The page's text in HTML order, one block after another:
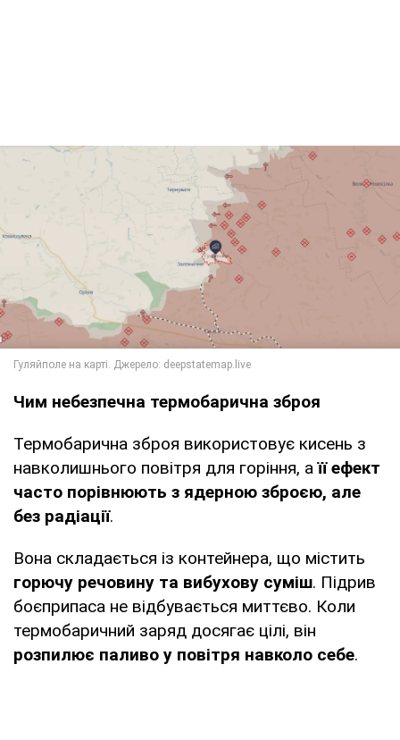
Чим небезпечна термобарична зброя
Термобарична зброя використовує кисень з
навколишнього повітря для горіння, аїї ефект
часто порівнюють з ядерною зброєю, але
без радіації.
Вона складається із контейнера, що містить
горючу речовину та вибухову суміш. Підрив
боєприпаса не відбувається миттєво. Коли
термобаричний заряд досягає цілі, він
розпилює паливо у повітря навколо себе.